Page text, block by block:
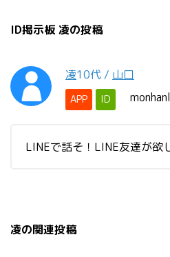
ID掲示板 凌の投稿
凌10代 / 山口
APP ID
LINEで話そ！LINE友達が欲
凌の関連投稿